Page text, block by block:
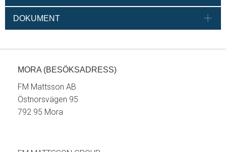
DOKUMENT
MORA (BESÖKSADRESS)
FM Mattsson AB
Östnorsvägen 95
792 95 Mora